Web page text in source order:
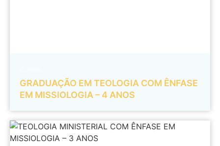
GRADUAÇÃO EM TEOLOGIA COM ÊNFASE
EM MISSIOLOGIA – 4 ANOS